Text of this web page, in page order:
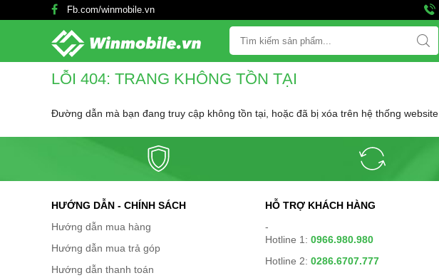
Fb.com/winmobile.vn
LỖI 404: TRANG KHÔNG TỒN TẠI
Đường dẫn mà bạn đang truy cập không tồn tại, hoặc đã bị xóa trên hệ thống website
HƯỚNG DẪN - CHÍNH SÁCH
Hướng dẫn mua hàng
Hướng dẫn mua trả góp
Hướng dẫn thanh toán
HỖ TRỢ KHÁCH HÀNG
-
Hotline 1: 0966.980.980
Hotline 2: 0286.6707.777